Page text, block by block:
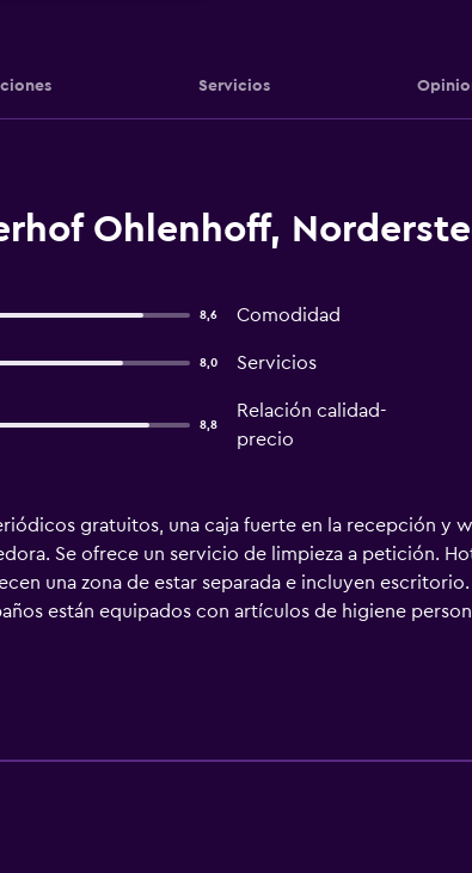
Servicios
Ohlenhoff,
8,6 Comodidad
8,0 Servicios
8,8
Relación calidad-
precio
gratuitos, una caja fuerte en la recepción y
Se ofrece un servicio de limpieza a petición.
una zona de estar separada e incluyen
están equipados con artículos de higiene
a nuestro acceso a Internet wifi gratis. Las
juegos de cama hipoalergénicos y tabla de